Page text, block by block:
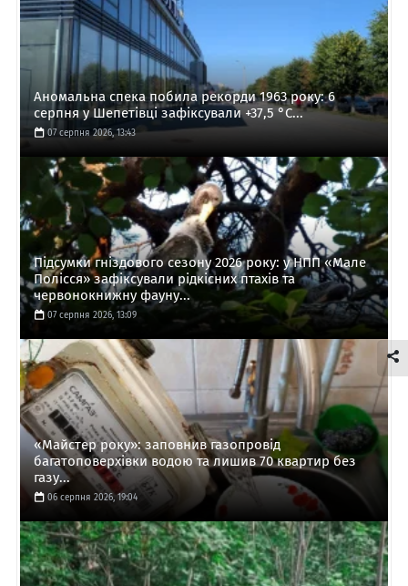
Аномальна спека побила рекорди 1963 року: 6
серпня у Шепетівці зафіксували +37,5 °C...
07 серпня 2026, 13:43
Підсумки гніздового сезону 2026 року: у НПП «Мале
Полісся» зафіксували рідкісних птахів та
червонокнижну фауну...
07 серпня 2026, 13:09
«Майстер року»: заповнив газопровід
багатоповерхівки водою та лишив 70 квартир без
газу...
06 серпня 2026, 19:04